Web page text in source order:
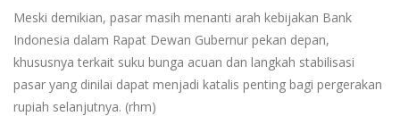
Meski demikian, pasar masih menanti arah kebijakan Bank
Indonesia dalam Rapat Dewan Gubernur pekan depan,
khususnya terkait suku bunga acuan dan langkah stabilisasi
pasar yang dinilai dapat menjadi katalis penting bagi pergerakan
rupiah selanjutnya. (rhm)